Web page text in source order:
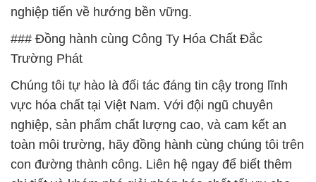
nghiệp tiến về hướng bền vững.
### Đồng hành cùng Công Ty Hóa Chất Đắc
Trường Phát
Chúng tôi tự hào là đối tác đáng tin cậy trong lĩnh
vực hóa chất tại Việt Nam. Với đội ngũ chuyên
nghiệp, sản phẩm chất lượng cao, và cam kết an
toàn môi trường, hãy đồng hành cùng chúng tôi trên
con đường thành công. Liên hệ ngay để biết thêm